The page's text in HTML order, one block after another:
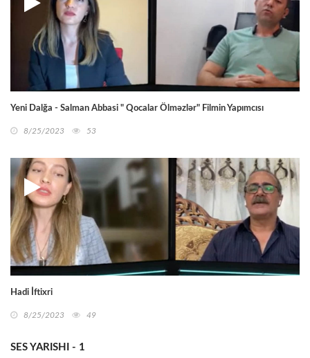
Yeni Dalğa - Salman Abbasi " Qocalar Ölməzlər" Filmin Yapımcısı
8/25/2023 53
Hadi İftixri
8/25/2023 49
SES YARISHI - 1